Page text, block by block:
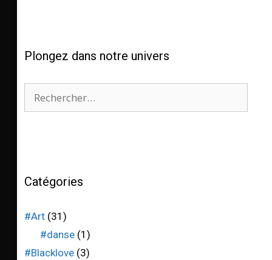
Plongez dans notre univers
Catégories
#Art (31)
#danse(1)
#Blacklove (3)